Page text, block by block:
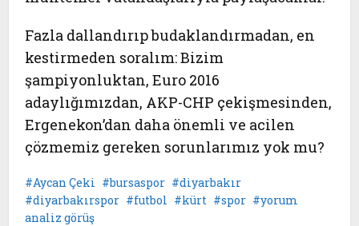
Fazla dallandırıp budaklandırmadan, en
kestirmeden soralım: Bizim
şampiyonluktan, Euro 2016
adaylığımızdan, AKP-CHP çekişmesinden,
Ergenekon’dan daha önemli ve acilen
çözmemiz gereken sorunlarımız yok mu?
Aycan Çeki bursaspor
diyarbakır
diyarbakırspor
futbol kürt spor
yorum
analiz görüş